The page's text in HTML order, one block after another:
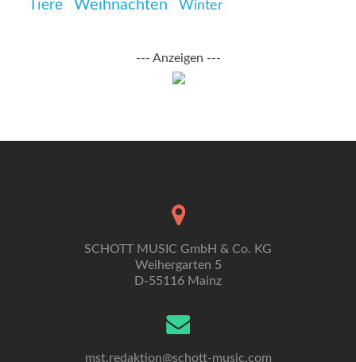
Tiere
Weihnachten Winter
--- Anzeigen ---
SCHOTT MUSIC GmbH & Co. KG
Weihergarten 5
D-55116 Mainz
mst.redaktion@schott-music.com